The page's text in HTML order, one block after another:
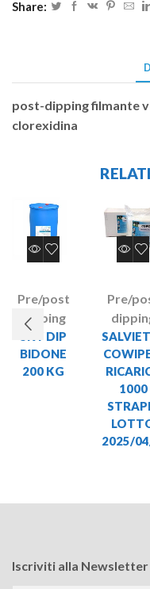
Share:
post-dipping filmante
clorexidina
Pre/post
dipping
SKY DIP
BIDONE
200 KG
Pre/
1000
2025/
Iscriviti alla Newsletter